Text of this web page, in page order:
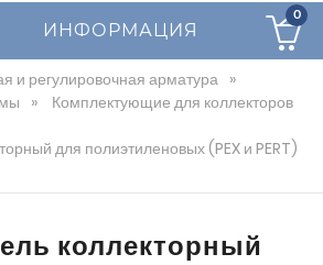
ИНФОРМАЦИЯ
0
и регулировочная арматура »
»
Комплектующие для коллекторов
для полиэтиленовых (PEX и PERT)
коллекторный